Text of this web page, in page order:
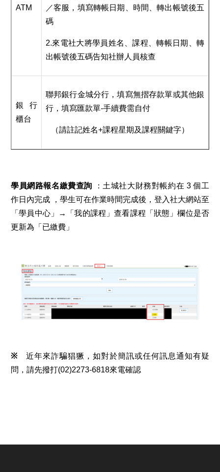
ATM
／客服，填寫轉帳日期、時間、轉出帳號後五
碼
2.來電社大將學員姓名、課程、轉帳日期、轉
出帳號後五碼告知社辦人員核查
銀行
櫃台
聯邦銀行金城分行，填寫無摺存款單或其他銀
行，填寫匯款單-手續費需自付
（請註記姓名+課程星期及課程關鍵字）
學員網路報名繳費查詢
：土城社大財務對帳約在 3 個工
作日內完成 ，學生可在作業時間完成後，登入社大網站至
「學員中心」→「我的課程」查看課程「狀態」欄位是否
更新為「已繳費」
※ 近年來詐騙猖獗，如對於簡訊或任何訊息通知有疑
問，請先撥打(02)2273-6818來電確認